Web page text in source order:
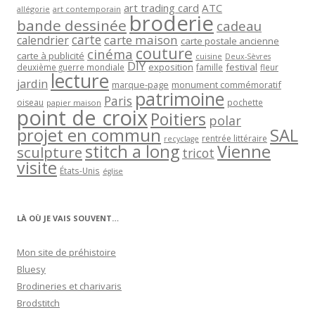
allégorie art contemporain art trading card ATC
bande dessinée broderie cadeau
calendriercartecarte maison carte postale ancienne
carte à publicité cinéma couture cuisine Deux-Sèvres
deuxième guerre mondiale DIY exposition famille festival fleur
jardin lecture marque-page monument commémoratif
oiseau papier maison Paris patrimoine pochette
point de croixPoitiers polar
projet en commun recyclage rentrée littéraire SAL
sculpturestitch a long tricot Vienne
visite États-Unis église
LÀ OÙ JE VAIS SOUVENT…
Mon site de préhistoire
Bluesy
Brodineries et charivaris
Brodstitch